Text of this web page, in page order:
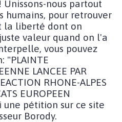
nous partout
humains, pour retrouver
la liberté dont on
valeur quand on l'a
vous pouvez
"PLAINTE
LANCEE PAR
RHONE-ALPES
EUROPEEN
une pétition sur ce site
Borody.